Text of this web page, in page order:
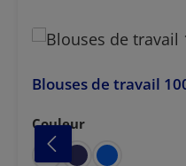
Blouses de travail
Sélectionnez
Couleur
gris clair